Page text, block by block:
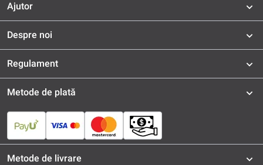
Ajutor
Despre noi
Regulament
Metode de plată
Metode de livrare